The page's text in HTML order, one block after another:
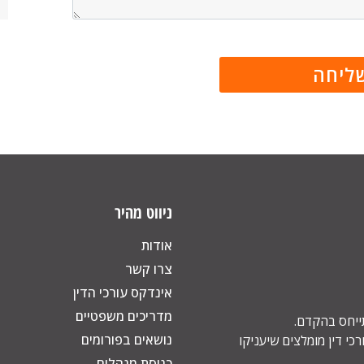
בהקדם.
דין מומלצים שיעניקו
ניווט מהיר
אודות
צרו קשר
אינדקס עורכי הדין
מדריכים משפטיים
נושאים בפורומים